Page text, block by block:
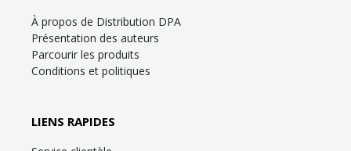
À propos de Distribution DPA
Présentation des auteurs
Parcourir les produits
Conditions et politiques
LIENS RAPIDES